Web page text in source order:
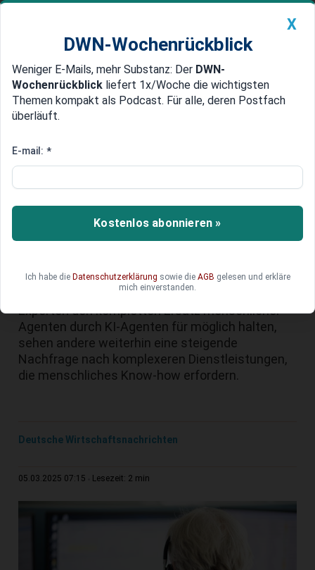
Newsticker MEIN DWN: Geldanlage Premium
Edelmetalle DWN-Magazin China
Die Zukunft der Callcenter:
Vormarsch
Der zunehmende Einsatz von Künstlicher
Intelligenz in Callcentern könnte viele
werden weniger, aber besser qualifizierte und
bezahlte Mitarbeiter benötigt. Während einige
Experten den kompletten Ersatz menschlicher
Agenten durch KI-Agenten für möglich halten,
sehen andere weiterhin eine steigende
Nachfrage nach komplexeren Dienstleistungen,
die menschliches Know-how erfordern.
Deutsche Wirtschaftsnachrichten
05.03.2025 07:15 Lesezeit: 2 min
X
DWN-Wochenrückblick
Weniger E-Mails, mehr Substanz: Der DWN-
Wochenrückblick liefert 1x/Woche die wichtigsten
Themen kompakt als Podcast. Für alle, deren Postfach
überläuft.
E-mail: *
Kostenlos abonnieren »
Ich habe die Datenschutzerklärung sowie die AGB gelesen und erkläre
mich einverstanden.